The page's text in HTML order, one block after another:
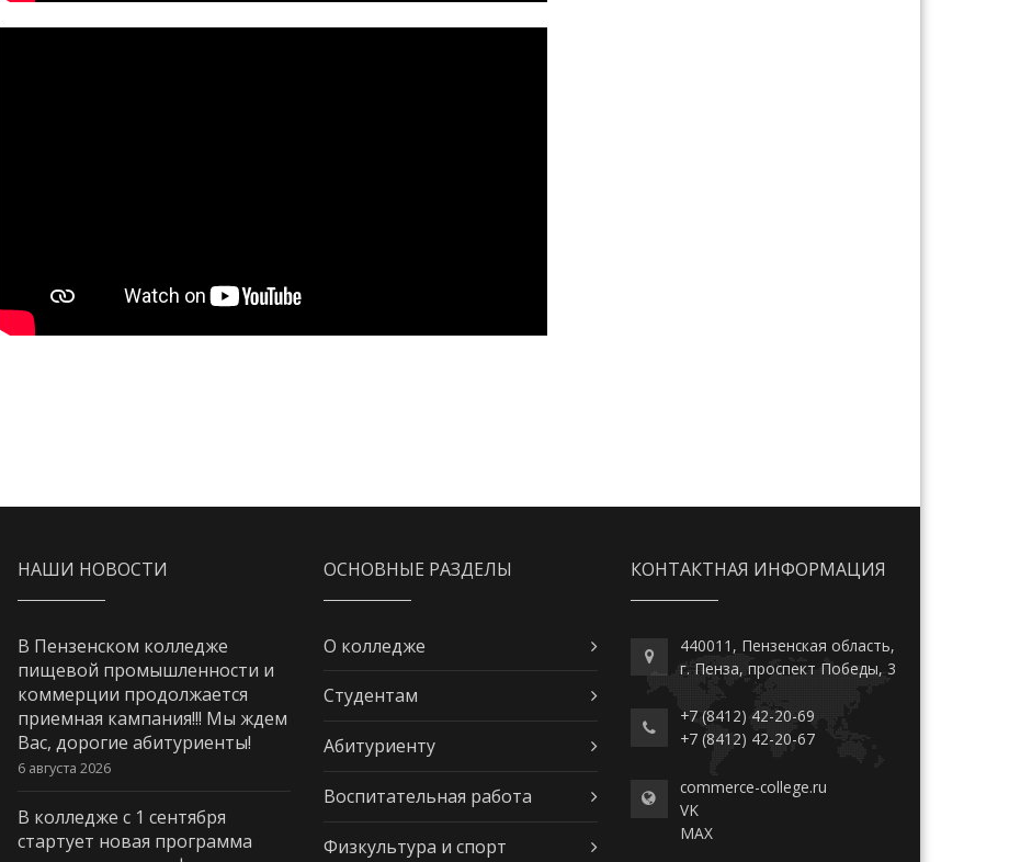
НАШИ НОВОСТИ
В Пензенском колледже
пищевой промышленности и
коммерции продолжается
приемная кампания!!! Мы ждем
Вас, дорогие абитуриенты!
6 августа 2026
В колледже с 1 сентября
стартует новая программа
ОСНОВНЫЕ РАЗДЕЛЫ
О колледже
Студентам
Абитуриенту
Воспитательная работа
Физкультура и спорт
КОНТАКТНАЯ ИНФОРМАЦИЯ
440011, Пензенская область,
г. Пенза, проспект Победы, 3
+7 (8412) 42-20-69
+7 (8412) 42-20-67
commerce-college.ru
VK
MAX